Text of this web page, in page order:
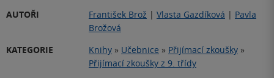
AUTOŘI František Brož | Vlasta Gazdíková | Pavla
Brožová
KATEGORIE
Knihy » Učebnice » Přijímací zkoušky »
Přijímací zkoušky z 9. třídy